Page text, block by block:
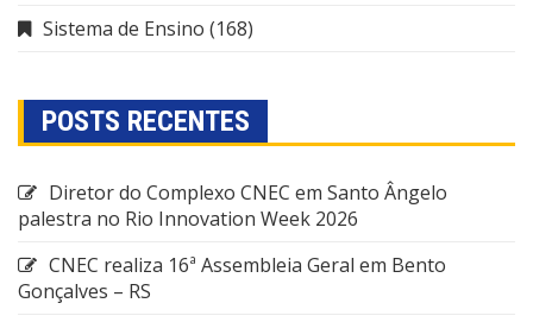
Sistema de Ensino (168)
POSTS RECENTES
Diretor do Complexo CNEC em Santo Ângelo
palestra no Rio Innovation Week 2026
CNEC realiza 16ª Assembleia Geral em Bento
Gonçalves – RS